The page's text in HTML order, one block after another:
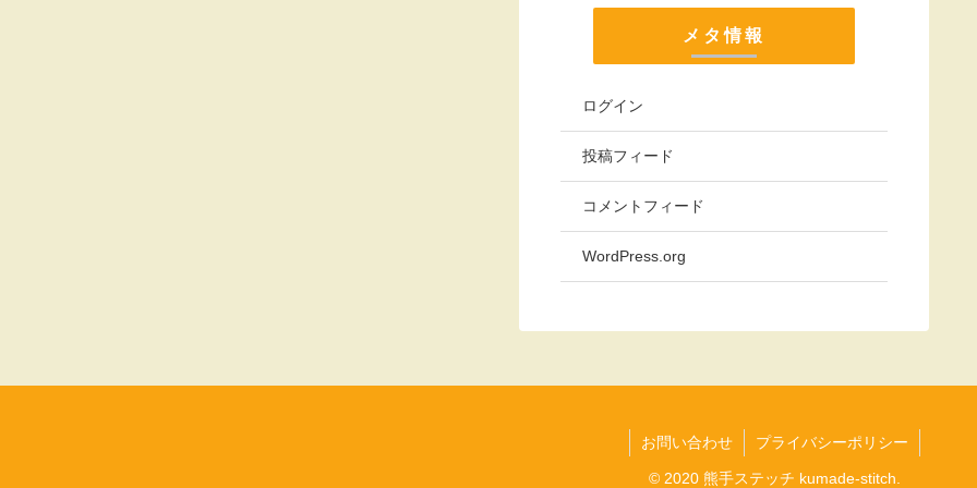
メタ情報
ログイン
投稿フィード
コメントフィード
WordPress.org
お問い合わせ プライバシーポリシー
© 2020 熊手ステッチ kumade-stitch.